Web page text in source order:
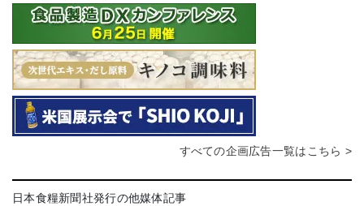
すべての企画広告一覧はこちら >
日本食糧新聞社発行の他媒体記事